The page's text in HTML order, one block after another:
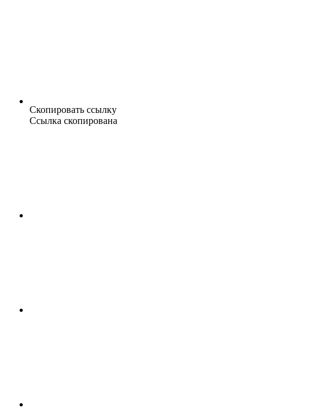
Скопировать ссылку
Ссылка скопирована